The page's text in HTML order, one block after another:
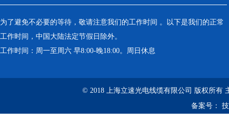
为了避免不必要的等待，敬请注意我们的工作时间 。以下是我们的正常
工作时间，中国大陆法定节假日除外。
工作时间：周一至周六 早8:00-晚18:00。周日休息
© 2018 上海立速光电线缆有限公司 版权所有
备案号：